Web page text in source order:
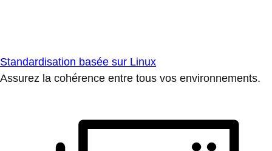
Standardisation basée sur Linux
Assurez la cohérence entre tous vos environnements.